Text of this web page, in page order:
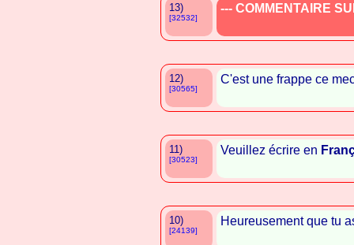
13)
[32532]
--- COMMENTAIRE
12)
[30565]
C'est une frappe ce
11)
[30523]
Veuillez écrire en
10)
[24139]
Heureusement que tu